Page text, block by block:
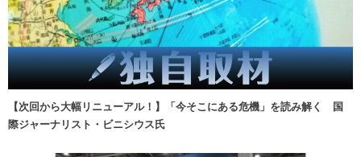
【次回から大幅リニューアル！】「今そこにある危機」を読み解く 国
際ジャーナリスト・ビニシウス氏